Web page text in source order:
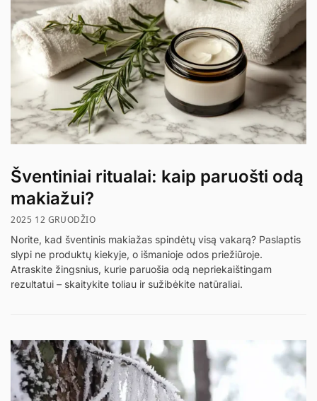
Šventiniai ritualai: kaip paruošti odą
makiažui?
2025 12 GRUODŽIO
Norite, kad šventinis makiažas spindėtų visą vakarą? Paslaptis
slypi ne produktų kiekyje, o išmanioje odos priežiūroje.
Atraskite žingsnius, kurie paruošia odą nepriekaištingam
rezultatui – skaitykite toliau ir sužibėkite natūraliai.